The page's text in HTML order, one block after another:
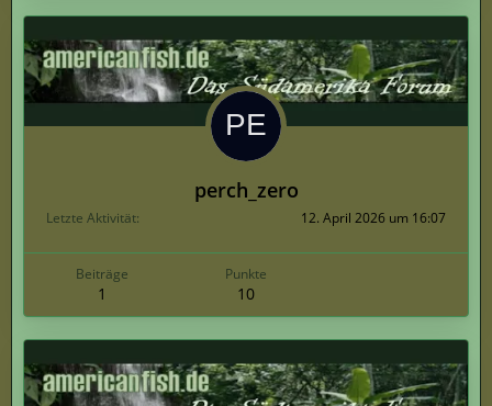
perch_zero
Letzte Aktivität 12. April 2026 um 16:07
Beiträge
1
Punkte
10